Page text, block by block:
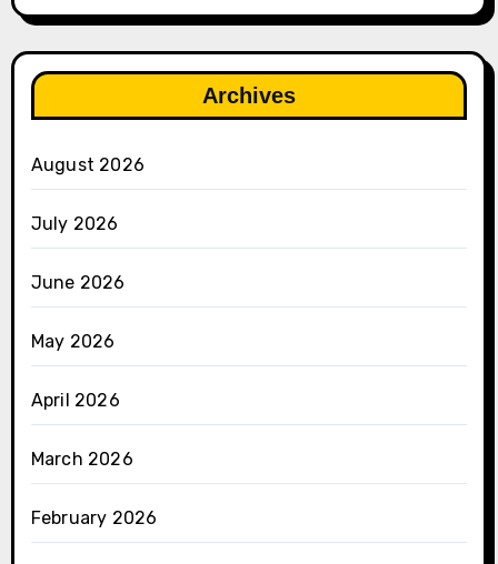
Archives
August 2026
July 2026
June 2026
May 2026
April 2026
March 2026
February 2026